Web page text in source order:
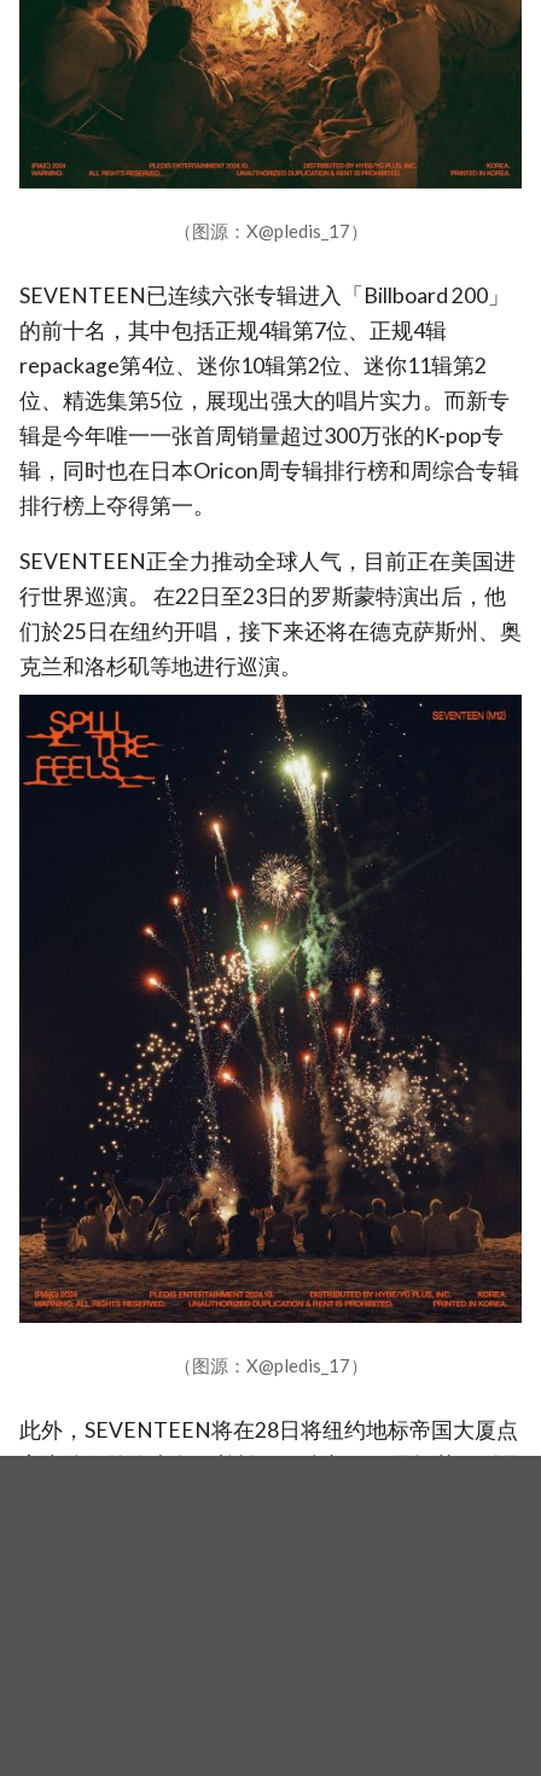
（图源：X@pledis_17）
SEVENTEEN已连续六张专辑进入「Billboard 200」
的前十名，其中包括正规4辑第7位、正规4辑
repackage第4位、迷你10辑第2位、迷你11辑第2
位、精选集第5位，展现出强大的唱片实力。而新专
辑是今年唯一一张首周销量超过300万张的K-pop专
辑，同时也在日本Oricon周专辑排行榜和周综合专辑
排行榜上夺得第一。
SEVENTEEN正全力推动全球人气，目前正在美国进
行世界巡演。 在22日至23日的罗斯蒙特演出后，他
们於25日在纽约开唱，接下来还将在德克萨斯州、奥
克兰和洛杉矶等地进行巡演。
（图源：X@pledis_17）
此外，SEVENTEEN将在28日将纽约地标帝国大厦点